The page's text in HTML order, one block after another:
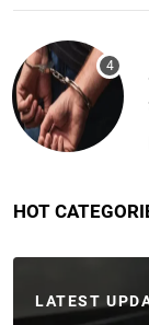
HOT
LATEST